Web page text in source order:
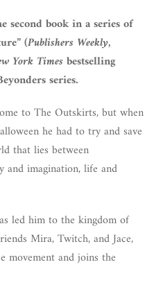
second book in a series of
(Publishers Weekly,
York Timesbestselling
series.
to The Outskirts, but when
he had to try and save
that lies between
and imagination, life and
led him to the kingdom of
Mira, Twitch, and Jace,
movement and joins the